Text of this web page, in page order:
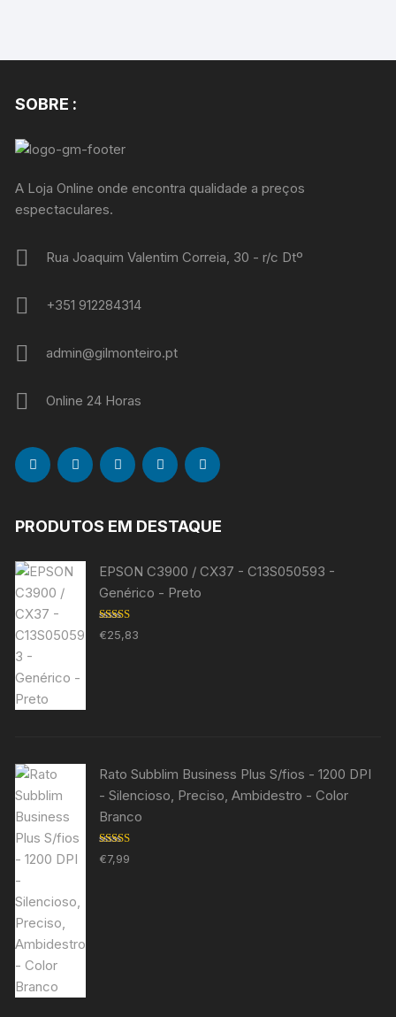
SOBRE :
A Loja Online onde encontra qualidade a preços
espectaculares.
Rua Joaquim Valentim Correia, 30 - r/c Dtº
+351 912284314
admin@gilmonteiro.pt
Online 24 Horas
PRODUTOS EM DESTAQUE
EPSON C3900 / CX37 - C13S050593 -
Genérico - Preto
Avaliação
5.00de 5
€25,83
Rato Subblim Business Plus S/fios - 1200 DPI
- Silencioso, Preciso, Ambidestro - Color
Branco
Avaliação
5.00de 5
€7,99